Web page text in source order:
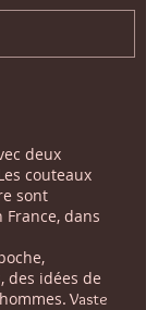
deux
couteaux
sont
dans
des idées de
. Vaste